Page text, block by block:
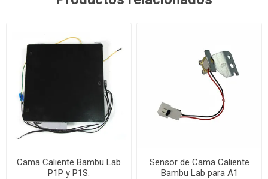
Cama Caliente Bambu Lab
P1P y P1S.
Sensor de Cama Caliente
Bambu Lab para A1